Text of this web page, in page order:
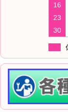
16
23
30